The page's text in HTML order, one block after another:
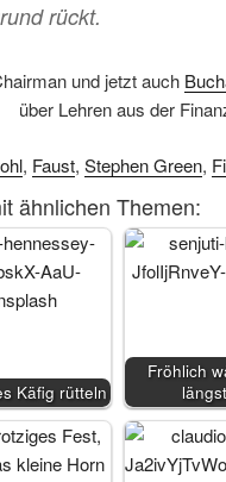
rückt.
und jetzt auch
über Lehren aus der
, Faust, Stephen Green,
ähnlichen Themen:
Käfig rütteln
Fröhlich